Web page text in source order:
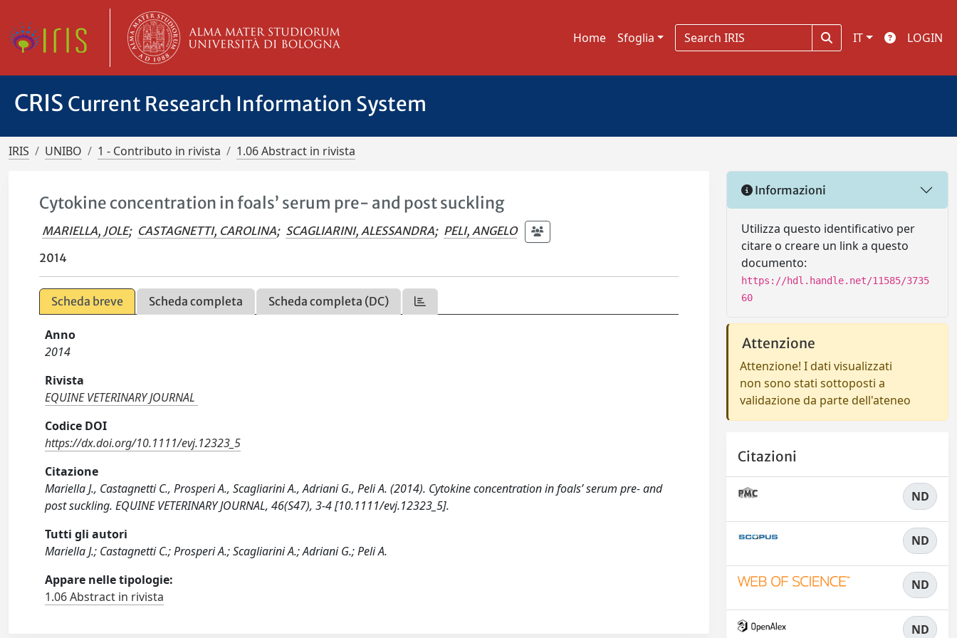
Home Sfoglia IT LOGIN
CRIS Current Research Information System
IRIS UNIBO 1 - Contributo in rivista 1.06 Abstract in rivista
Cytokine concentration in foals’ serum pre- and post suckling
MARIELLA, JOLE; CASTAGNETTI, CAROLINA; SCAGLIARINI, ALESSANDRA; PELI, ANGELO
2014
Scheda breve Scheda completa Scheda completa (DC)
Anno
2014
Rivista
EQUINE VETERINARY JOURNAL
Codice DOI
https://dx.doi.org/10.1111/evj.12323_5
Citazione
Mariella J., Castagnetti C., Prosperi A., Scagliarini A., Adriani G., Peli A. (2014). Cytokine concentration in foals’ serum pre- and
post suckling. EQUINE VETERINARY JOURNAL, 46(S47), 3-4 [10.1111/evj.12323_5].
Tutti gli autori
Mariella J.; Castagnetti C.; Prosperi A.; Scagliarini A.; Adriani G.; Peli A.
Appare nelle tipologie:
1.06 Abstract in rivista
Informazioni
Utilizza questo identificativo per
citare o creare un link a questo
documento:
https://hdl.handle.net/11585/3735
60
Attenzione
Attenzione! I dati visualizzati
non sono stati sottoposti a
validazione da parte dell'ateneo
Citazioni
ND
ND
ND
ND